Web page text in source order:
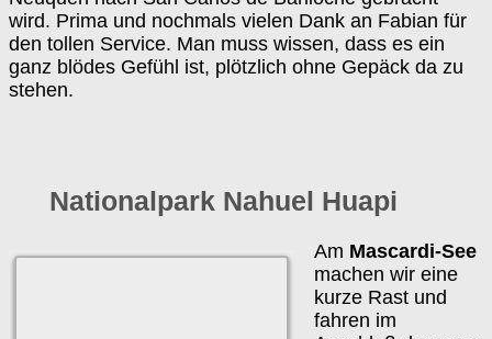
wird. Prima und nochmals vielen Dank an Fabian für
den tollen Service. Man muss wissen, dass es ein
ganz blödes Gefühl ist, plötzlich ohne Gepäck da zu
stehen.
Nationalpark Nahuel Huapi
Am Mascardi-See
machen wir eine
kurze Rast und
fahren im